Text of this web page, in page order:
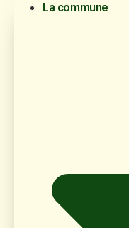
La commune